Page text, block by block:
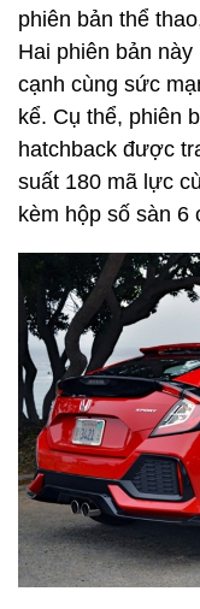
phiên bản thể
Hai phiên bản
cạnh cùng sức
kể. Cụ thể, phiên
hatchback được
suất 180 mã lực
kèm hộp số sàn 6